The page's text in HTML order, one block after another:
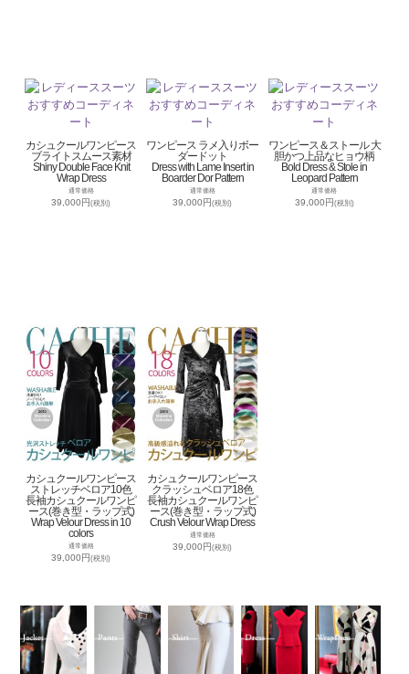
カシュクールワンピース
ブライトスムース素材
Shiny Double Face Knit
Wrap Dress
通常価格
39,000円(税別)
ワンピース ラメ入りボー
ダードット
Dress with Lame Insert in
Boarder Dor Pattern
通常価格
39,000円(税別)
ワンピース＆ストール 大
胆かつ上品なヒョウ柄
Bold Dress & Stole in
Leopard Pattern
通常価格
39,000円(税別)
カシュクールワンピース
ストレッチベロア10色
長袖カシュクールワンピ
ース(巻き型・ラップ式)
Wrap Velour Dress in 10
colors
通常価格
39,000円(税別)
カシュクールワンピース
クラッシュベロア18色
長袖カシュクールワンピ
ース(巻き型・ラップ式)
Crush Velour Wrap Dress
通常価格
39,000円(税別)